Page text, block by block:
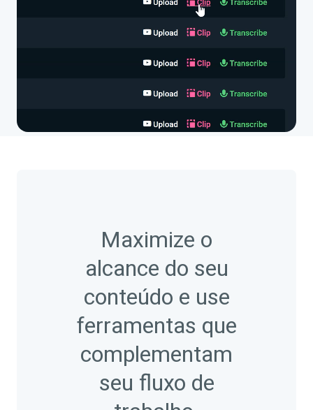
Maximize o
alcance do seu
conteúdo e use
ferramentas que
complementam
seu fluxo de